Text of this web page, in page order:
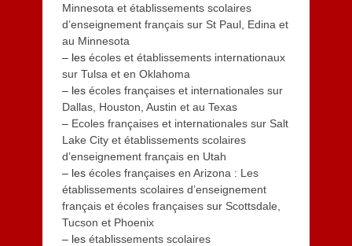
Minnesota et établissements scolaires
d’enseignement français sur St Paul, Edina et
au Minnesota
– les écoles et établissements internationaux
sur Tulsa et en Oklahoma
– les écoles françaises et internationales sur
Dallas, Houston, Austin et au Texas
– Ecoles françaises et internationales sur Salt
Lake City et établissements scolaires
d’enseignement français en Utah
– les écoles françaises en Arizona : Les
établissements scolaires d’enseignement
français et écoles françaises sur Scottsdale,
Tucson et Phoenix
– les établissements scolaires